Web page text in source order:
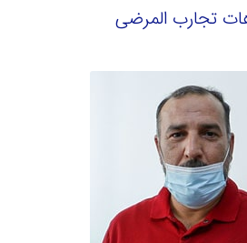
تجارب المرضى